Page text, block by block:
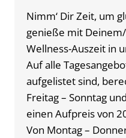
Nimm‘ Dir Zeit, um
genieße mit
Wellness-Auszeit in
Auf alle
aufgelistet sind,
Freitag – Sonntag
einen Aufpreis von
Von Montag –